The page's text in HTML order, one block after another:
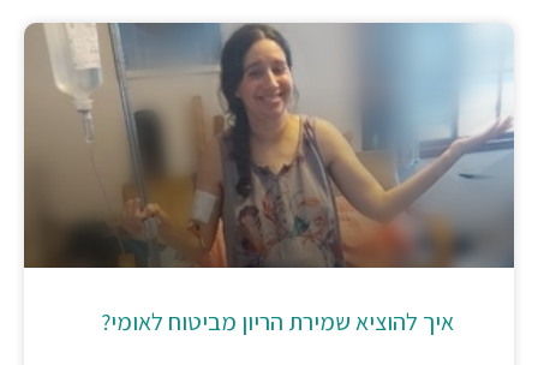
איך להוציא שמירת הריון מביטוח לאומי?